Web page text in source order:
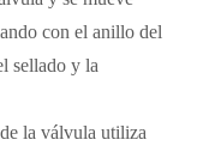
con el anillo del
sellado y la
la válvula utiliza